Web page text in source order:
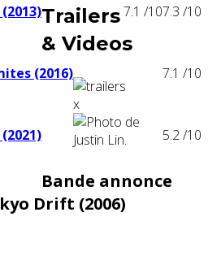
7.3 /10
7.1 /10
(2016)
7.1 /10
5.2/10
Trailers
& Videos
x
Bande annonce
Drift (2006)